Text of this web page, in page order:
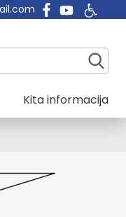
Kita informacija